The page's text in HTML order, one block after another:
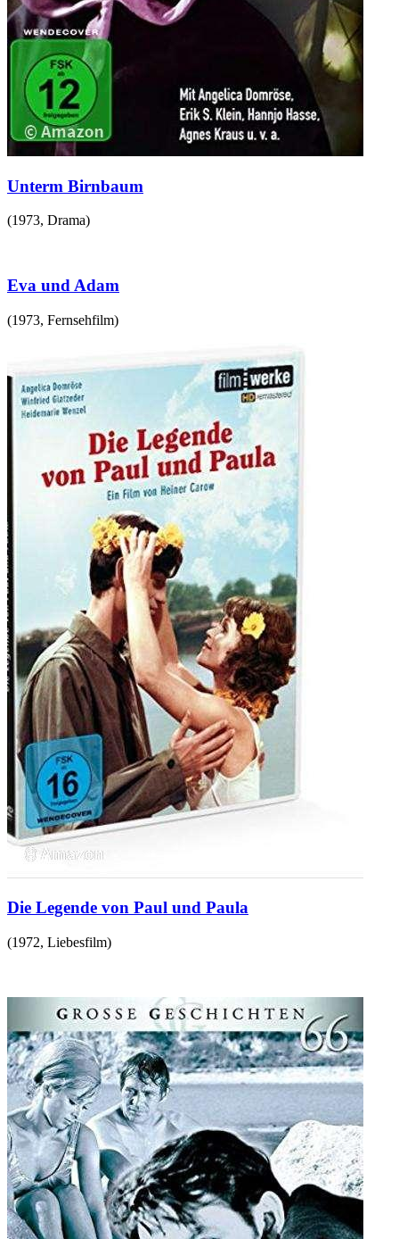
Unterm Birnbaum
(1973, Drama)
Eva und Adam
(1973, Fernsehfilm)
Die Legende von Paul und Paula
(1972, Liebesfilm)